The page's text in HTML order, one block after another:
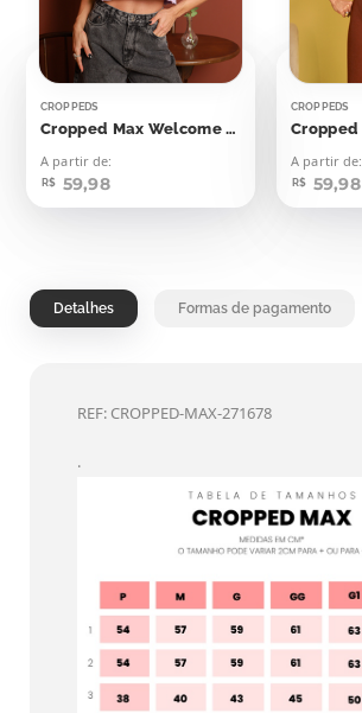
CROPPEDS
Cropped Max Welcome To A Batter Place
A partir de:
R$ 59,98
CROPPEDS
A partir de:
R$ 59,98
Detalhes Formas de pagamento
REF: CROPPED-MAX-271678
.